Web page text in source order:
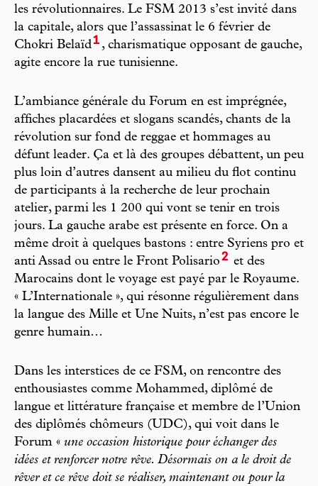
les révolutionnaires. Le FSM 2013 s’est invité dans
la capitale, alors que l’assassinat le 6 février de
Chokri Belaïd1 , charismatique opposant de gauche,
agite encore la rue tunisienne.
L’ambiance générale du Forum en est imprégnée,
affiches placardées et slogans scandés, chants de la
révolution sur fond de reggae et hommages au
défunt leader. Ça et là des groupes débattent, un peu
plus loin d’autres dansent au milieu du flot continu
de participants à la recherche de leur prochain
atelier, parmi les 1 200 qui vont se tenir en trois
jours. La gauche arabe est présente en force. On a
même droit à quelques bastons : entre Syriens pro et
anti Assad ou entre le Front Polisario2 et des
Marocains dont le voyage est payé par le Royaume.
« L’Internationale », qui résonne régulièrement dans
la langue des Mille et Une Nuits, n’est pas encore le
genre humain…
Dans les interstices de ce FSM, on rencontre des
enthousiastes comme Mohammed, diplômé de
langue et littérature française et membre de l’Union
des diplômés chômeurs (UDC), qui voit dans le
Forum « une occasion historique pour échanger des
idées et renforcer notre rêve. Désormais on a le droit de
rêver et ce rêve doit se réaliser, maintenant ou pour la